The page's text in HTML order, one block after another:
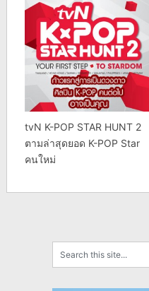
tvN K-POP STAR HUNT 2
ตามล่าสุดยอด K-POP Star
คนใหม่